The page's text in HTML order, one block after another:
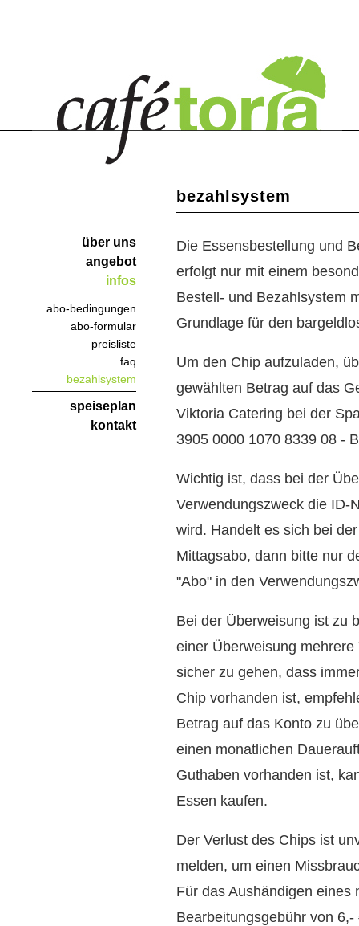
über uns
angebot
infos
abo-bedingungen
abo-formular
preisliste
faq
bezahlsystem
speiseplan
kontakt
bezahlsystem
Die Essensbestellung und
erfolgt nur mit einem
Bestell- und Bezahlsystem
Grundlage für den
Um den Chip aufzuladen,
gewählten Betrag auf das
Viktoria Catering bei der
3905 0000 1070 8339 08 -
Wichtig ist, dass bei der
Verwendungszweck die ID-
wird. Handelt es sich bei
Mittagsabo, dann bitte nur
"Abo" in den
Bei der Überweisung ist zu
einer Überweisung
sicher zu gehen, dass
Chip vorhanden ist,
Betrag auf das Konto zu
einen monatlichen
Guthaben vorhanden ist,
Essen kaufen.
Der Verlust des Chips ist
melden, um einen
Für das Aushändigen eines
Bearbeitungsgebühr von 6,-